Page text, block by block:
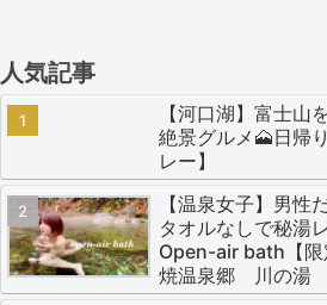
人気記事
【河口湖】富士山
絶景グルメ🗻日帰
レー】
【温泉女子】男性
タオルなしで秘湯
Open-air bath【限
焼温泉郷 川の湯